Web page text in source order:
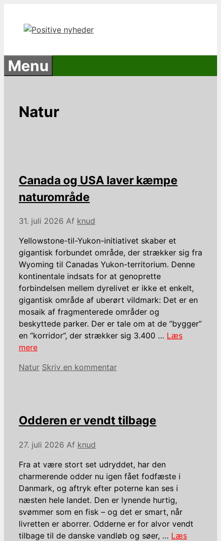
indhold
Menu
Natur
Canada og USA laver kæmpe
naturområde
31. juli 2026 Af knud
Yellowstone-til-Yukon-initiativet skaber et
gigantisk forbundet område, der strækker sig fra
Wyoming til Canadas Yukon-territorium. Denne
kontinentale indsats for at genoprette
forbindelsen mellem dyrelivet er ikke et enkelt,
gigantisk område af uberørt vildmark: Det er en
mosaik af fragmenterede områder og
beskyttede parker. Der er tale om at de “bygger”
en “korridor”, der strækker sig 3.400 … Læs
mere
Kategorier
Natur Skriv en kommentar
Odderen er vendt tilbage
27. juli 2026 Af knud
Fra at være stort set udryddet, har den
charmerende odder nu igen fået fodfæste i
Danmark, og aftryk efter poterne kan ses i
næsten hele landet. Den er lynende hurtig,
svømmer som en fisk – og det er smart, når
livretten er aborrer. Odderne er for alvor vendt
tilbage til de danske vandløb og søer, … Læs